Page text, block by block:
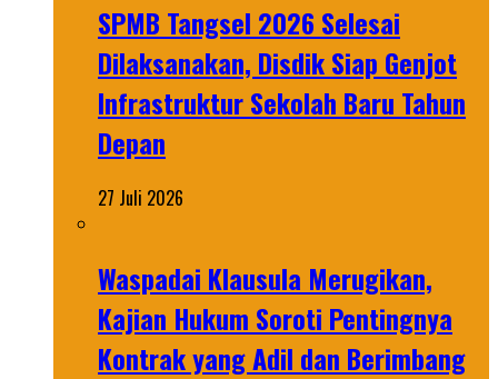
SPMB Tangsel 2026 Selesai
Dilaksanakan, Disdik Siap Genjot
Infrastruktur Sekolah Baru Tahun
Depan
27 Juli 2026
Waspadai Klausula Merugikan,
Kajian Hukum Soroti Pentingnya
Kontrak yang Adil dan Berimbang